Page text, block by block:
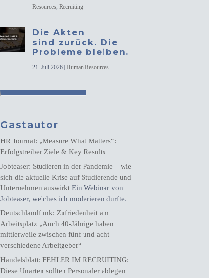
Resources,Recruiting
Die Akten
sind zurück. Die
Probleme bleiben.
21. Juli 2026 |Human Resources
Gastautor
HR Journal: „Measure What Matters“:
Erfolgstreiber Ziele & Key Results
Jobteaser: Studieren in der Pandemie – wie
sich die aktuelle Krise auf Studierende und
Unternehmen auswirkt Ein Webinar von
Jobteaser, welches ich moderieren durfte.
Deutschlandfunk: Zufriedenheit am
Arbeitsplatz „Auch 40-Jährige haben
mittlerweile zwischen fünf und acht
verschiedene Arbeitgeber“
Handelsblatt: FEHLER IM RECRUITING:
Diese Unarten sollten Personaler ablegen